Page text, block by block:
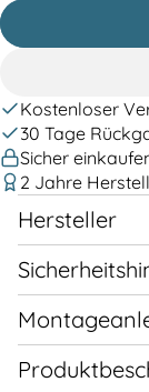
Kostenloser
30 Tage
Sicher
2 Jahre
Hersteller